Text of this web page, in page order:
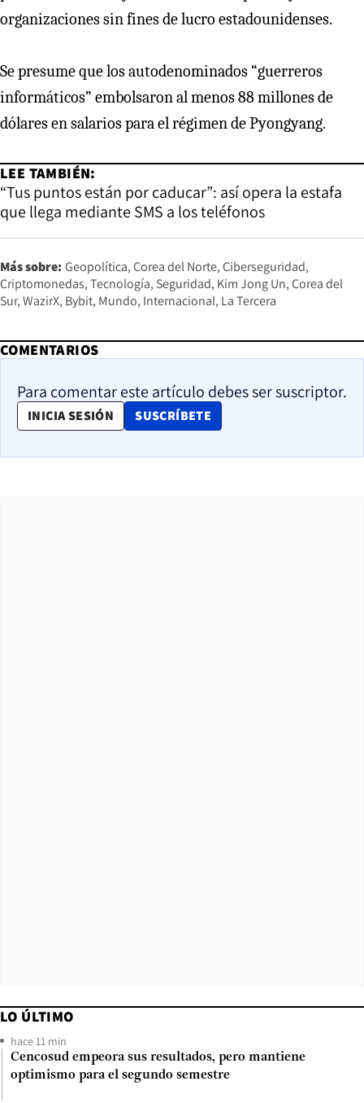
organizaciones sin fines de lucro estadounidenses.
Se presume que los autodenominados “guerreros
informáticos” embolsaron al menos 88 millones de
dólares en salarios para el régimen de Pyongyang.
LEE TAMBIÉN:
“Tus puntos están por caducar”: así opera la estafa
que llega mediante SMS a los teléfonos
Más sobre: Geopolítica Corea del Norte Ciberseguridad
Criptomonedas Tecnología Seguridad Kim Jong Un Corea del
Sur WazirX Bybit Mundo Internacional La Tercera
COMENTARIOS
Para comentar este artículo debes ser suscriptor.
INICIA SESIÓN SUSCRÍBETE
OPENS IN NEW WINDOW
LO ÚLTIMO
hace 11 min
Cencosud empeora sus resultados, pero mantiene
optimismo para el segundo semestre